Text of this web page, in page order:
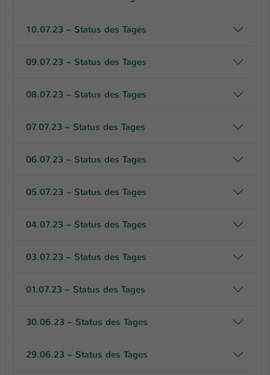
10.07.23 – Status des Tages
09.07.23 – Status des Tages
08.07.23 – Status des Tages
07.07.23 – Status des Tages
06.07.23 – Status des Tages
05.07.23 – Status des Tages
04.07.23 – Status des Tages
03.07.23 – Status des Tages
01.07.23 – Status des Tages
30.06.23 – Status des Tages
29.06.23 – Status des Tages
Einstellungen. Unter anderem eine zufällig
Speicherung Ihrer vorgenommen
Betreiber dies eingestellt hat.
Name fe_typo_user / PHPSESSID
eines Intranet-Logins die Session-ID. So
wiedererkannt werden und es wird ihm
gewährt.
Name be_typo_user
Anbieter TYPO3